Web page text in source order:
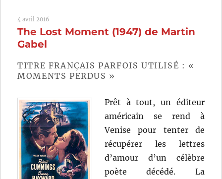
Larraín
4 avril 2016
The Lost Moment (1947) de Martin
Gabel
TITRE FRANÇAIS PARFOIS UTILISÉ : «
MOMENTS PERDUS »
Prêt à tout, un éditeur
américain se rend à
Venise pour tenter de
récupérer les lettres
d’amour d’un célèbre
poète décédé. La